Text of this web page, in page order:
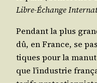
Libre-Échange
Pen­dant la plus
dû, en France, se
tiques pour la
que l’industrie